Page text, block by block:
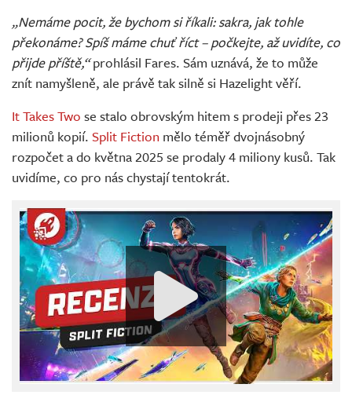
„Nemáme pocit, že bychom si říkali: sakra, jak tohle
překonáme? Spíš máme chuť říct – počkejte, až uvidíte, co
přijde příště,“prohlásil Fares. Sám uznává, že to může
znít namyšleně, ale právě tak silně si Hazelight věří.
It Takes Two se stalo obrovským hitem s prodeji přes 23
milionů kopií. Split Fiction mělo téměř dvojnásobný
rozpočet a do května 2025 se prodaly 4 miliony kusů. Tak
uvidíme, co pro nás chystají tentokrát.